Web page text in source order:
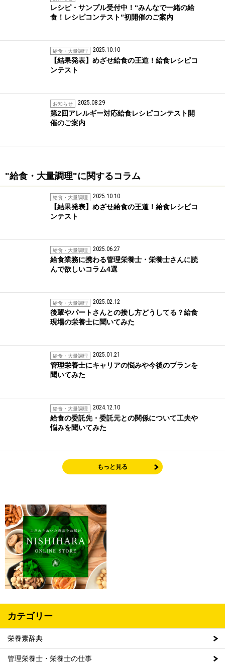
レシピ・サンプル受付中！“みんなで一緒の給
食！レシピコンテスト”初開催のご案内
給食・大量調理 2025.10.10
【結果発表】めざせ給食の王道！給食レシピコ
ンテスト
お知らせ 2025.08.29
第2回アレルギー対応給食レシピコンテスト開
催のご案内
"給食・大量調理"に関するコラム
給食・大量調理 2025.10.10
【結果発表】めざせ給食の王道！給食レシピコ
ンテスト
給食・大量調理 2025.06.27
給食業務に携わる管理栄養士・栄養士さんに読
んで欲しいコラム4選
給食・大量調理 2025.02.12
後輩やパートさんとの接し方どうしてる？給食
現場の栄養士に聞いてみた
給食・大量調理 2025.01.21
管理栄養士にキャリアの悩みや今後のプランを
聞いてみた
給食・大量調理 2024.12.10
給食の委託先・委託元との関係について工夫や
悩みを聞いてみた
もっと見る
カテゴリー
栄養素辞典
管理栄養士・栄養士の仕事